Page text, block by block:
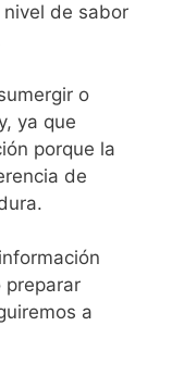
de sabor
o
ya que
porque la
de
preparar
a